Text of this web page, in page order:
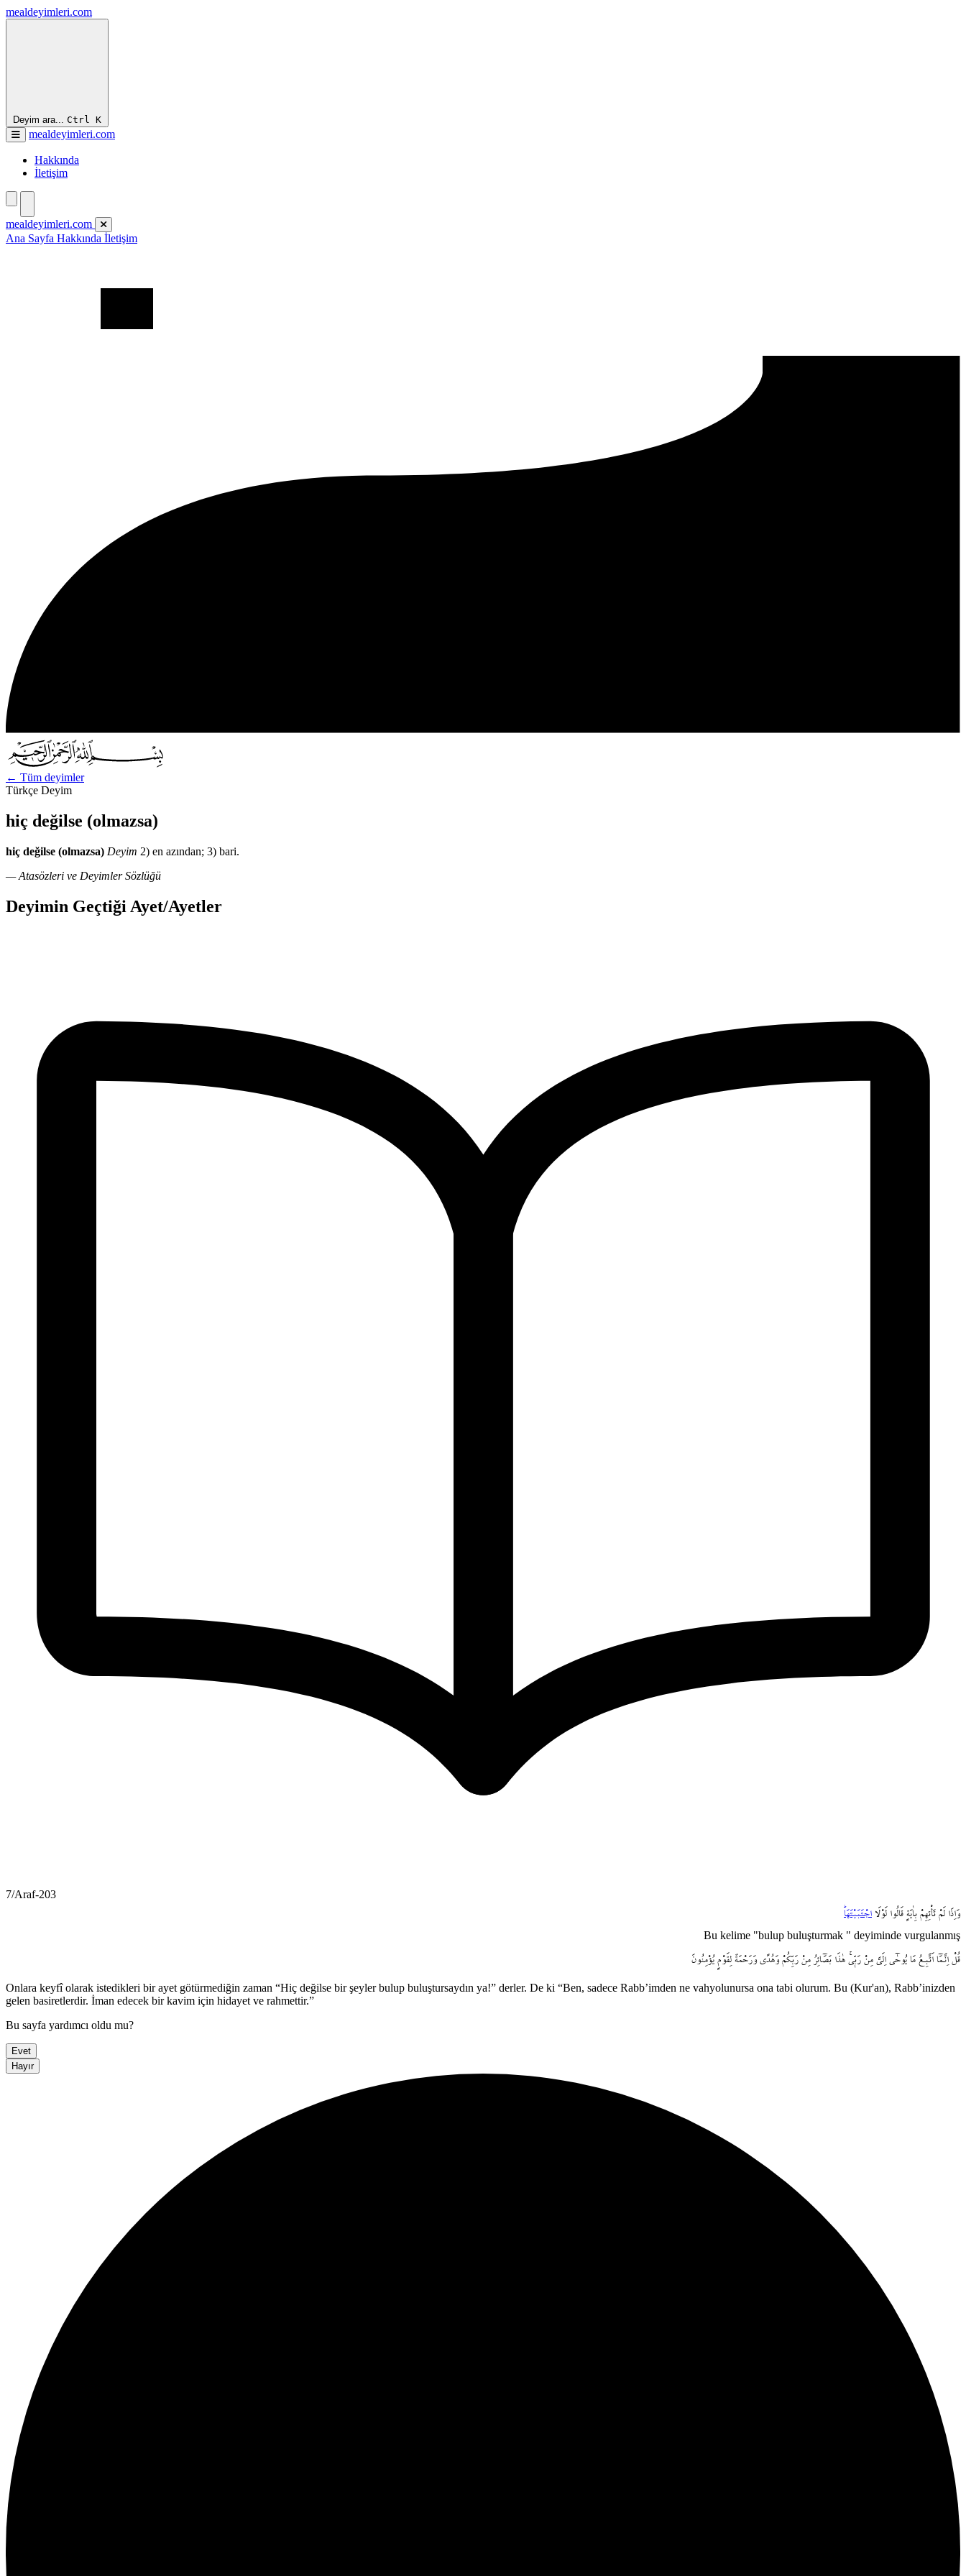
mealdeyimleri.com
Deyim ara... Ctrl K
mealdeyimleri.com
Hakkında
İletişim
mealdeyimleri.com
Ana Sayfa Hakkında İletişim
← Tüm deyimler
Türkçe Deyim
hiç değilse (olmazsa)
hiç değilse (olmazsa) Deyim 2) en azından; 3) bari.
— Atasözleri ve Deyimler Sözlüğü
Deyimin Geçtiği Ayet/Ayetler
7/Araf-203
وَاِذَا لَمْ تَأْتِهِمْ بِاٰيَةٍ قَالُوا لَوْلَا اجْتَبَيْتَهَاۜ
Bu kelime "bulup buluşturmak " deyiminde vurgulanmış
قُلْ اِنَّـمَٓا اَتَّبِـعُ مَا يُوحٰٓى اِلَيَّ مِنْ رَبّ۪يۚ هٰذَا بَصَٓائِرُ مِنْ رَبِّكُمْ وَهُدًى وَرَحْمَةٌ لِقَوْمٍ يُؤْمِنُونَ
Onlara keyfî olarak istedikleri bir ayet götürmediğin zaman “Hiç değilse bir şeyler bulup buluştursaydın ya!” derler. De ki “Ben, sadece Rabb’imden ne vahyolunursa ona tabi olurum. Bu (Kur'an), Rabb’inizden
gelen basiretlerdir. İman edecek bir kavim için hidayet ve rahmettir.”
Bu sayfa yardımcı oldu mu?
Evet
Hayır